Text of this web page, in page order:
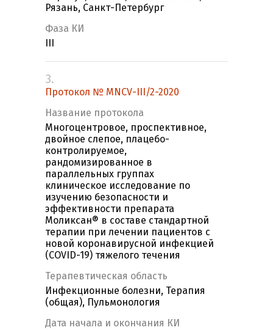
Рязань, Санкт-Петербург
Фаза КИ
3.
Протокол № MNCV-III/2-2020
Название протокола
Многоцентровое, проспективное,
двойное слепое, плацебо-
контролируемое,
рандомизированное в
параллельных группах
клиническое исследование по
изучению безопасности и
эффективности препарата
Моликсан® в составе стандартной
терапии при лечении пациентов с
новой коронавирусной инфекцией
(COVID-19) тяжелого течения
Терапевтическая область
Инфекционные болезни, Терапия
(общая), Пульмонология
Дата начала и окончания КИ